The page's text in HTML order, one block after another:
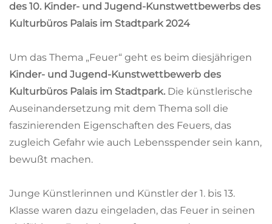
des 10. Kinder- und Jugend-Kunstwettbewerbs des
Kulturbüros Palais im Stadtpark 2024
Um das Thema „Feuer“ geht es beim diesjährigen
Kinder- und Jugend-Kunstwettbewerb des
Kulturbüros Palais im Stadtpark. Die künstlerische
Auseinandersetzung mit dem Thema soll die
faszinierenden Eigenschaften des Feuers, das
zugleich Gefahr wie auch Lebensspender sein kann,
bewußt machen.
Junge Künstlerinnen und Künstler der 1. bis 13.
Klasse waren dazu eingeladen, das Feuer in seinen